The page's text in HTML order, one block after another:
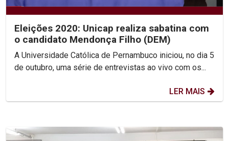
Eleições 2020: Unicap realiza sabatina com
o candidato Mendonça Filho (DEM)
A Universidade Católica de Pernambuco iniciou, no dia 5
de outubro, uma série de entrevistas ao vivo com os...
LER MAIS